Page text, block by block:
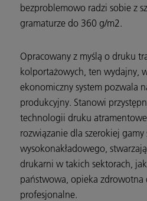
bezproblemowo radzi sobie z
gramaturze do 360 g/m2.
Opracowany z myślą o druku
kolportażowych, ten wydajny,
ekonomiczny system pozwala
produkcyjny. Stanowi
technologii druku
rozwiązanie dla szerokiej
wysokonakładowego,
drukarni w takich sektorach,
państwowa, opieka zdrowotna
profesjonalne.